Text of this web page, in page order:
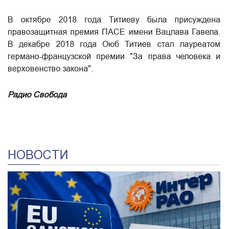
В октябре 2018 года Титиеву была присуждена
правозащитная премия ПАСЕ имени Вацлава Гавела.
В декабре 2018 года Оюб Титиев стал лауреатом
германо-французской премии "За права человека и
верховенство закона".
Радио Свобода
НОВОСТИ